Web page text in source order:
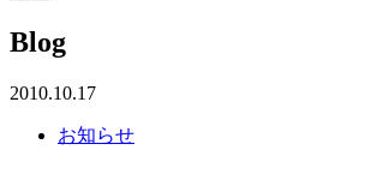
Blog
2010.10.17
お知らせ